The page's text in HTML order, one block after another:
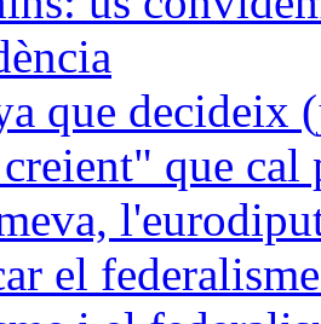
que decideix
que cal
el